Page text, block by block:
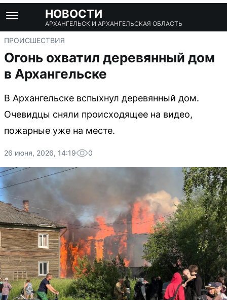
НОВОСТИ
АРХАНГЕЛЬСК И АРХАНГЕЛЬСКАЯ ОБЛАСТЬ
ПРОИСШЕСТВИЯ
Огонь охватил деревянный дом
в Архангельске
В Архангельске вспыхнул деревянный дом.
Очевидцы сняли происходящее на видео,
пожарные уже на месте.
26 июня, 2026, 14:19 0